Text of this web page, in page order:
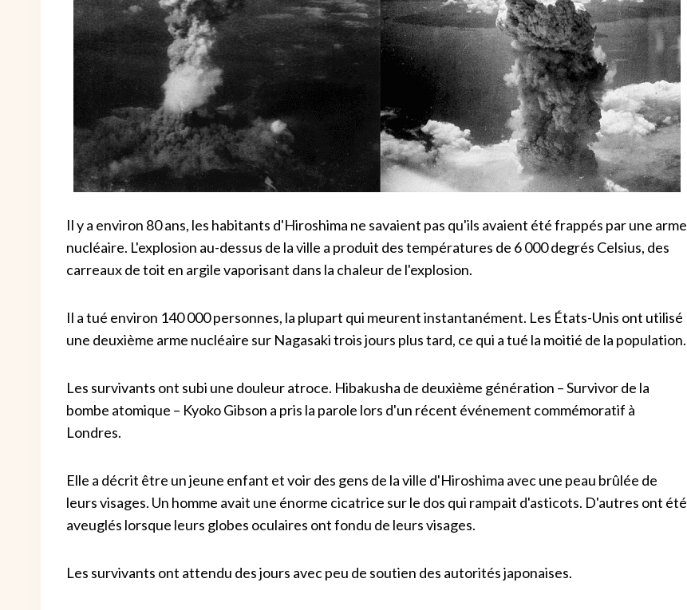
Il y a environ 80 ans, les habitants d'Hiroshima ne savaient pas qu'ils avaient été frappés par une arme
nucléaire. L'explosion au-dessus de la ville a produit des températures de 6 000 degrés Celsius, des
carreaux de toit en argile vaporisant dans la chaleur de l'explosion.
Il a tué environ 140 000 personnes, la plupart qui meurent instantanément. Les États-Unis ont utilisé
une deuxième arme nucléaire sur Nagasaki trois jours plus tard, ce qui a tué la moitié de la population.
Les survivants ont subi une douleur atroce. Hibakusha de deuxième génération – Survivor de la
bombe atomique – Kyoko Gibson a pris la parole lors d'un récent événement commémoratif à
Londres.
Elle a décrit être un jeune enfant et voir des gens de la ville d'Hiroshima avec une peau brûlée de
leurs visages. Un homme avait une énorme cicatrice sur le dos qui rampait d'asticots. D'autres ont été
aveuglés lorsque leurs globes oculaires ont fondu de leurs visages.
Les survivants ont attendu des jours avec peu de soutien des autorités japonaises.